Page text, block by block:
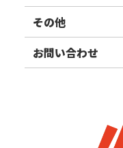
東北エリア
甲信越エリア
事業所ブログ
ご利用者様の声
その他
お知らせ
お問い合わせ